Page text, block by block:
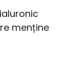
menține